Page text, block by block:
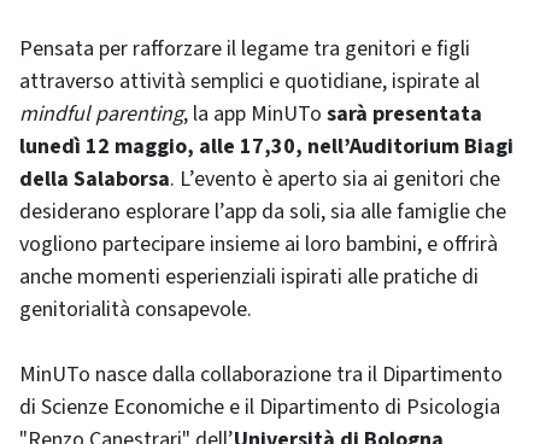
Pensata per rafforzare il legame tra genitori e figli
attraverso attività semplici e quotidiane, ispirate al
mindful parenting, la app MinUTo sarà presentata
lunedì 12 maggio, alle 17,30, nell’Auditorium Biagi
della Salaborsa. L’evento è aperto sia ai genitori che
desiderano esplorare l’app da soli, sia alle famiglie che
vogliono partecipare insieme ai loro bambini, e offrirà
anche momenti esperienziali ispirati alle pratiche di
genitorialità consapevole.
MinUTo nasce dalla collaborazione tra il Dipartimento
di Scienze Economiche e il Dipartimento di Psicologia